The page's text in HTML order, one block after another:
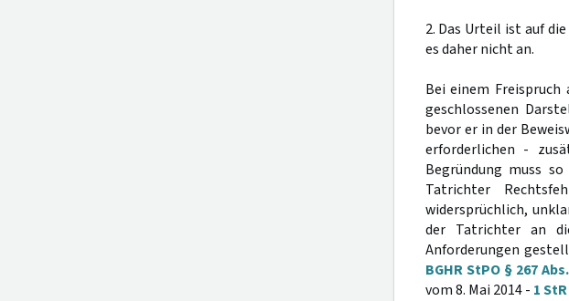
2. Das Urteil ist auf
es daher nicht an.
Bei einem
geschlossenen
bevor er in der
erforderlichen -
Begründung muss
Tatrichter
widersprüchlich,
der Tatrichter an
Anforderungen
BGHR StPO § 267
vom 8. Mai 2014 - 1